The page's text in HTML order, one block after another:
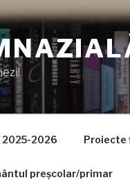
2025-2026 Proiecte
preșcolar/primar